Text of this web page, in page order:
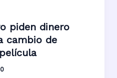
piden dinero
cambio de